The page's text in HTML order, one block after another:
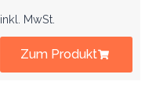
inkl. MwSt.
Zum Produkt